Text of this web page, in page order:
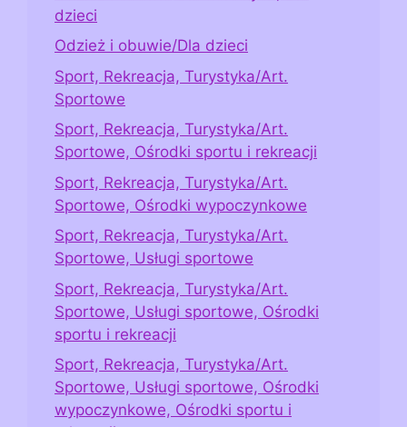
dzieci
Odzież i obuwie/Dla dzieci
Sport, Rekreacja, Turystyka/Art.
Sportowe
Sport, Rekreacja, Turystyka/Art.
Sportowe, Ośrodki sportu i rekreacji
Sport, Rekreacja, Turystyka/Art.
Sportowe, Ośrodki wypoczynkowe
Sport, Rekreacja, Turystyka/Art.
Sportowe, Usługi sportowe
Sport, Rekreacja, Turystyka/Art.
Sportowe, Usługi sportowe, Ośrodki
sportu i rekreacji
Sport, Rekreacja, Turystyka/Art.
Sportowe, Usługi sportowe, Ośrodki
wypoczynkowe, Ośrodki sportu i